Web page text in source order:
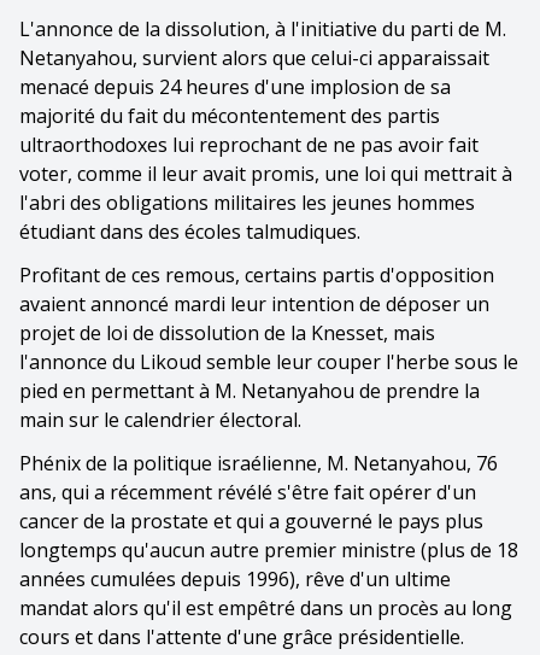
L'annonce de la dissolution, à l'initiative du parti de M.
Netanyahou, survient alors que celui-ci apparaissait
menacé depuis 24 heures d'une implosion de sa
majorité du fait du mécontentement des partis
ultraorthodoxes lui reprochant de ne pas avoir fait
voter, comme il leur avait promis, une loi qui mettrait à
l'abri des obligations militaires les jeunes hommes
étudiant dans des écoles talmudiques.
Profitant de ces remous, certains partis d'opposition
avaient annoncé mardi leur intention de déposer un
projet de loi de dissolution de la Knesset, mais
l'annonce du Likoud semble leur couper l'herbe sous le
pied en permettant à M. Netanyahou de prendre la
main sur le calendrier électoral.
Phénix de la politique israélienne, M. Netanyahou, 76
ans, qui a récemment révélé s'être fait opérer d'un
cancer de la prostate et qui a gouverné le pays plus
longtemps qu'aucun autre premier ministre (plus de 18
années cumulées depuis 1996), rêve d'un ultime
mandat alors qu'il est empêtré dans un procès au long
cours et dans l'attente d'une grâce présidentielle.